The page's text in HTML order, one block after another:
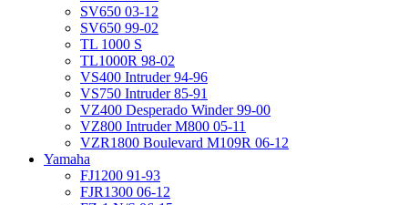
SV650 03-12
SV650 99-02
TL 1000 S
TL1000R 98-02
VS400 Intruder 94-96
VS750 Intruder 85-91
VZ400 Desperado Winder 99-00
VZ800 Intruder M800 05-11
VZR1800 Boulevard M109R 06-12
Yamaha
FJ1200 91-93
FJR1300 06-12